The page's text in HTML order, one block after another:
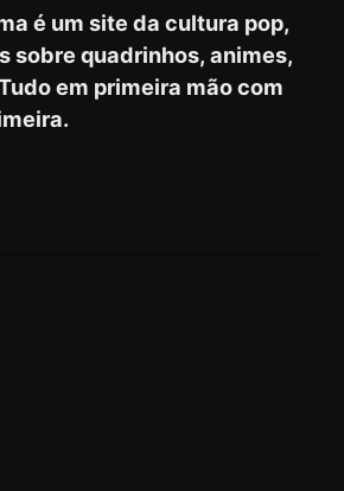
é um site da cultura pop,
sobre quadrinhos, animes,
em primeira mão com